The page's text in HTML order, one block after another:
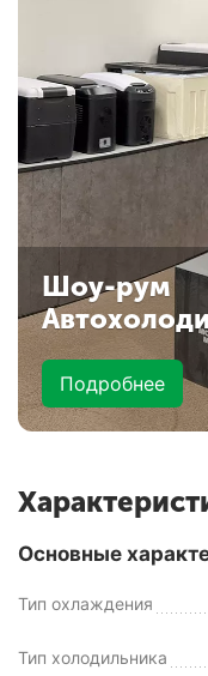
Шоу-рум
Подробнее
Основные
Тип охлаждения
Тип холодильника